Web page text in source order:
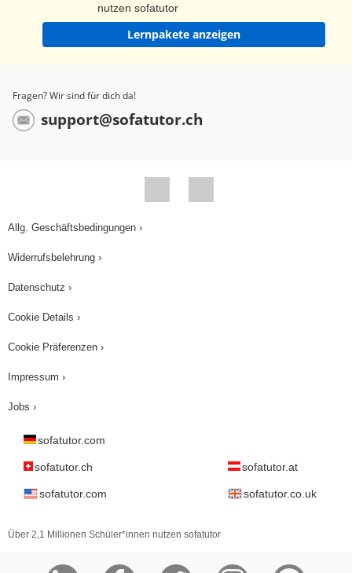
nutzen sofatutor
Lernpakete anzeigen
Fragen? Wir sind für dich da!
support@sofatutor.ch
Allg. Geschäftsbedingungen ›
Widerrufsbelehrung ›
Datenschutz ›
Cookie Details ›
Cookie Präferenzen ›
Impressum ›
Jobs ›
sofatutor.com
sofatutor.ch sofatutor.at
sofatutor.com sofatutor.co.uk
Über 2,1 Millionen Schüler*innen nutzen sofatutor